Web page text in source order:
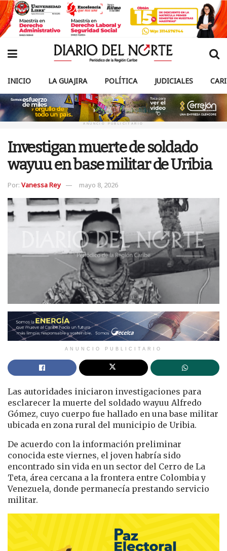
INICIO LA GUAJIRA POLÍTICA JUDICIALES
ANUNCIO PUBLICITARIO
Investigan muerte de soldado
wayuu en base militar de Uribia
Por: Vanessa Rey mayo 8, 2026
ANUNCIO PUBLICITARIO
Las autoridades iniciaron investigaciones para
esclarecer la muerte del soldado wayuu Alfredo
Gómez, cuyo cuerpo fue hallado en una base militar
ubicada en zona rural del municipio de Uribia.
De acuerdo con la información preliminar
conocida este viernes, el joven habría sido
encontrado sin vida en un sector del Cerro de La
Teta, área cercana a la frontera entre Colombia y
Venezuela, donde permanecía prestando servicio
militar.